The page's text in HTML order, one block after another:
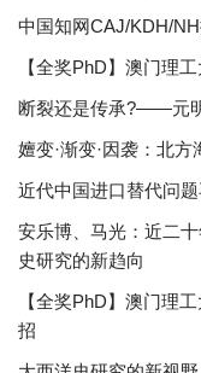
中国知网CAJ/KDH/
【全奖PhD】澳门理
断裂还是传承?——元
嬗变·渐变·因袭：北
近代中国进口替代问
安乐博、马光：近二
史研究的新趋向
【全奖PhD】澳门理
招